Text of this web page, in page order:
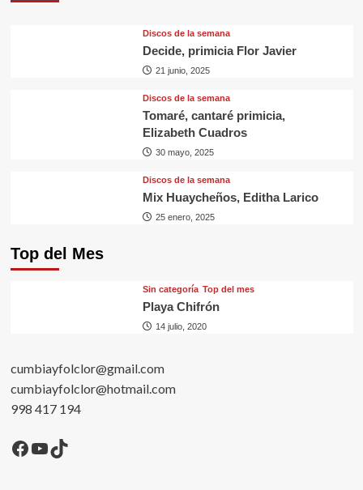
Discos de la semana
Decide, primicia Flor Javier
21 junio, 2025
Discos de la semana
Tomaré, cantaré primicia,
Elizabeth Cuadros
30 mayo, 2025
Discos de la semana
Mix Huaycheños, Editha Larico
25 enero, 2025
Top del Mes
Sin categorí­a Top del mes
Playa Chifrón
14 julio, 2020
cumbiayfolclor@gmail.com
cumbiayfolclor@hotmail.com
998 417 194
Facebook
YouTube
TikTok